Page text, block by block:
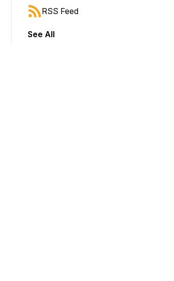
to jump forward or backward.
RSS Feed
See All